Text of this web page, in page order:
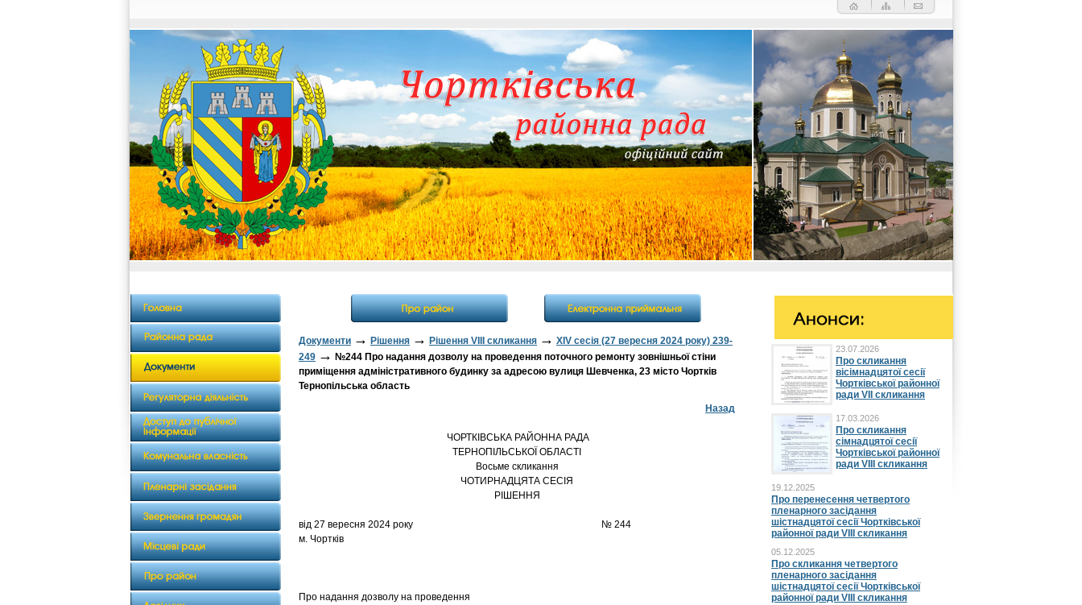
Документи → Рішення → Рішення VІІІ скликання → ХIV сесія (27 вересня 2024 року) 239-
249 → №244 Про надання дозволу на проведення поточного ремонту зовнішньої стіни
приміщення адміністративного будинку за адресою вулиця Шевченка, 23 місто Чортків
Тернопільська область
Назад
ЧОРТКІВСЬКА РАЙОННА РАДА
ТЕРНОПІЛЬСЬКОЇ ОБЛАСТІ
Восьме скликання
ЧОТИРНАДЦЯТА СЕСІЯ
РІШЕННЯ
від 27 вересня 2024 року № 244
м. Чортків
Про надання дозволу на проведення
23.07.2026
Про скликання
вісімнадцятої сесії
Чортківської районної
ради VII скликання
17.03.2026
Про скликання
сімнадцятої сесії
Чортківської районної
ради VIII скликання
19.12.2025
Про перенесення четвертого
пленарного засідання
шістнадцятої сесії Чортківської
районної ради VIII скликання
05.12.2025
Про скликання четвертого
пленарного засідання
шістнадцятої сесії Чортківської
районної ради VIII скликання